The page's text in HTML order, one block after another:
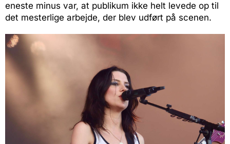
eneste minus var, at publikum ikke helt levede op til
det mesterlige arbejde, der blev udført på scenen.